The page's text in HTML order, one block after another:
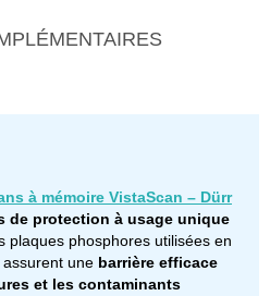
à mémoire VistaScan – Dürr
de protection à usage unique
plaques phosphores utilisées en
une barrière efficace
et les contaminants